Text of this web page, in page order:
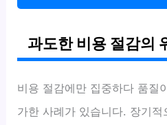
과도한 비용 절감의
비용 절감에만 집중하다 품질
가한 사례가 있습니다. 장기